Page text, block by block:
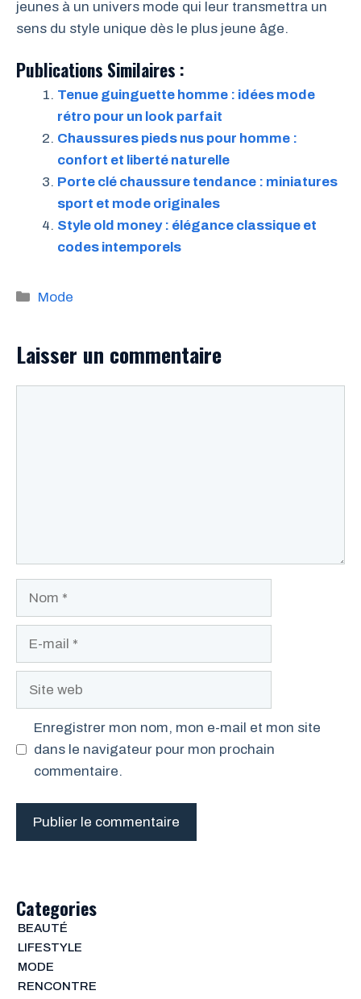
jeunes à un univers mode qui leur transmettra un
sens du style unique dès le plus jeune âge.
Publications Similaires :
Tenue guinguette homme : idées mode
rétro pour un look parfait
Chaussures pieds nus pour homme :
confort et liberté naturelle
Porte clé chaussure tendance : miniatures
sport et mode originales
Style old money : élégance classique et
codes intemporels
Catégories
Mode
Laisser un commentaire
Site
Enregistrer mon nom, mon e-mail et mon site
dans le navigateur pour mon prochain
commentaire.
Categories
BEAUTÉ
LIFESTYLE
MODE
RENCONTRE